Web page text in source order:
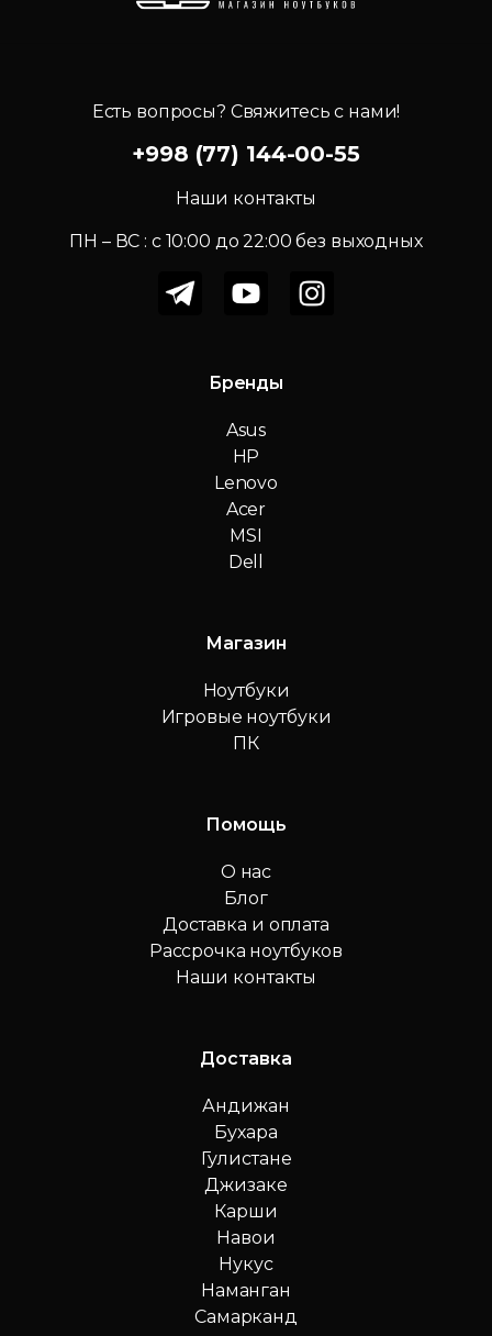
Есть вопросы? Свяжитесь с нами!
+998 (77) 144-00-55
Наши контакты
ПН – ВС : c 10:00 до 22:00 без выходных
Бренды
Asus
HP
Lenovo
Acer
MSI
Dell
Магазин
Ноутбуки
Игровые ноутбуки
ПК
Помощь
О нас
Блог
Доставка и оплата
Рассрочка ноутбуков
Наши контакты
Доставка
Андижан
Бухара
Гулистане
Джизаке
Карши
Навои
Нукус
Наманган
Самарканд